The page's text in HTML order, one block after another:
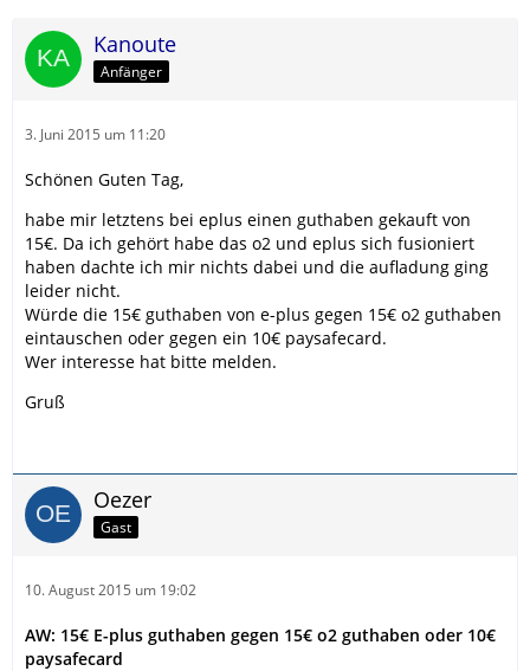
Kanoute
Anfänger
3. Juni 2015 um 11:20
Schönen Guten Tag,
habe mir letztens bei eplus einen guthaben gekauft von
15€. Da ich gehört habe das o2 und eplus sich fusioniert
haben dachte ich mir nichts dabei und die aufladung ging
leider nicht.
Würde die 15€ guthaben von e-plus gegen 15€ o2 guthaben
eintauschen oder gegen ein 10€ paysafecard.
Wer interesse hat bitte melden.
Gruß
Oezer
Gast
10. August 2015 um 19:02
AW: 15€ E-plus guthaben gegen 15€ o2 guthaben oder 10€
paysafecard